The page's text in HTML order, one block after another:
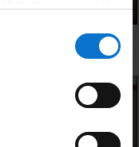
web de la
estèrils